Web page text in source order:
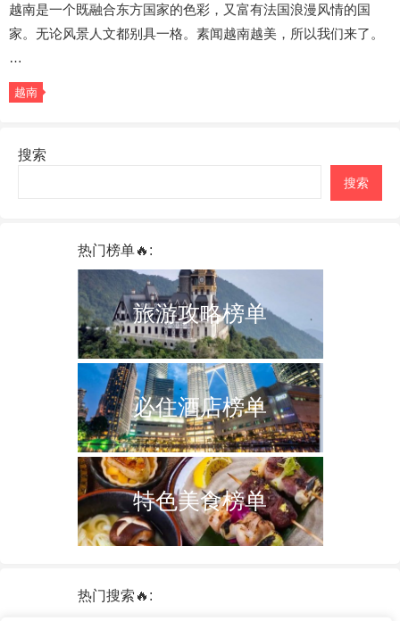
越南是一个既融合东方国家的色彩，又富有法国浪漫风情的国
家。无论风景人文都别具一格。素闻越南越美，所以我们来了。
…
越南
搜索
搜索
热门榜单🔥:
旅游攻略榜单
必住酒店榜单
特色美食榜单
热门搜索🔥: